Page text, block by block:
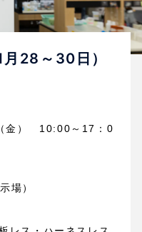
28～30日）
金） 10:00～17：0
場）